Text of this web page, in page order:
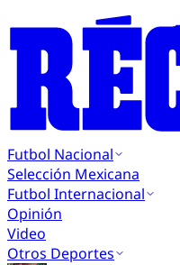
Futbol Nacional
Selección Mexicana
Futbol Internacional
Opinión
Video
Otros Deportes